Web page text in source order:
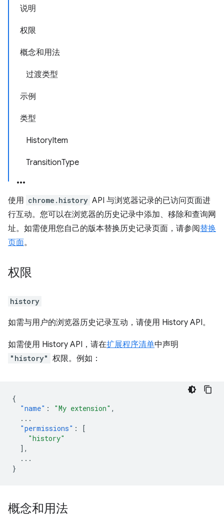
说明
权限
概念和用法
过渡类型
示例
类型
HistoryItem
TransitionType
使用 chrome.history API 与浏览器记录的已访问页面进
行互动。您可以在浏览器的历史记录中添加、移除和查询网
址。如需使用您自己的版本替换历史记录页面，请参阅替换
页面。
权限
history
如需与用户的浏览器历史记录互动，请使用 History API。
如需使用 History API，请在扩展程序清单中声明
"history" 权限。例如：
{
"name" : "My extension" ,
...
"permissions" :
[
"history"
],
...
}
概念和用法